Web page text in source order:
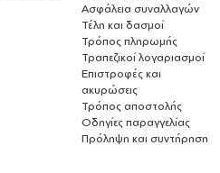
Ασφάλεια συναλλαγών
Τέλη και δασμοί
Τρόπος πληρωμής
Τραπεζικοί λογαριασμοί
Επιστροφές και
ακυρώσεις
Τρόπος αποστολής
Οδηγίες παραγγελίας
Πρόληψη και συντήρηση